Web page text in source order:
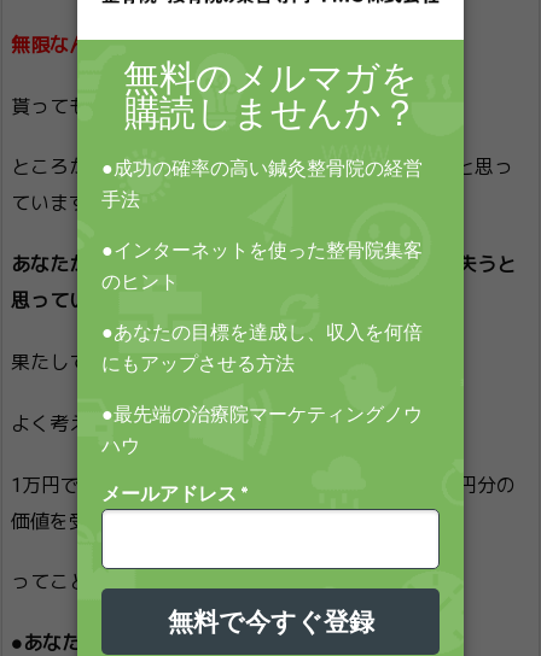
無限なんです。
貰っても、貰っても、なくならないモノ。
ところが、多くの人は、「お金」や「富」は有限だと思っ
ています。
あなたが1万円手にしたときに、誰かがその1万円を失うと
思っています。
果たしてそうでしょうか？
よく考えてください。
1万円であなたが施術を売った場合、患者さんは1万円分の
価値を受け取ります。
ってことは、
●あなた→1万円の現金を得る